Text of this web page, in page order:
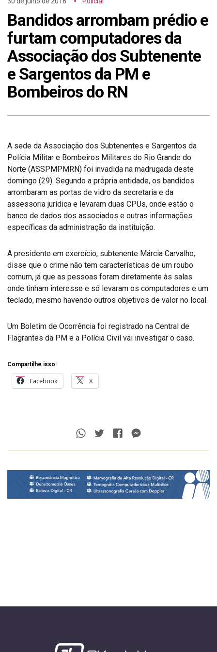
Bandidos arrombam prédio e
furtam computadores da
Associação dos Subtenente
e Sargentos da PM e
Bombeiros do RN
A sede da Associação dos Subtenentes e Sargentos da
Polícia Militar e Bombeiros Militares do Rio Grande do
Norte (ASSPMPMRN) foi invadida na madrugada deste
domingo (29). Segundo a própria entidade, os bandidos
arrombaram as portas de vidro da secretaria e da
assessoria jurídica e levaram duas CPUs, onde estão o
banco de dados dos associados e outras informações
específicas da administração da instituição.
A presidente em exercício, subtenente Márcia Carvalho,
disse que o crime não tem características de um roubo
comum, já que as pessoas foram diretamente às salas
onde tinham interesse e só levaram os computadores e um
teclado, mesmo havendo outros objetivos de valor no local.
Um Boletim de Ocorrência foi registrado na Central de
Flagrantes da PM e a Polícia Civil vai investigar o caso.
Compartilhe isso:
Facebook X
Whatsapp
TwitterFacebook